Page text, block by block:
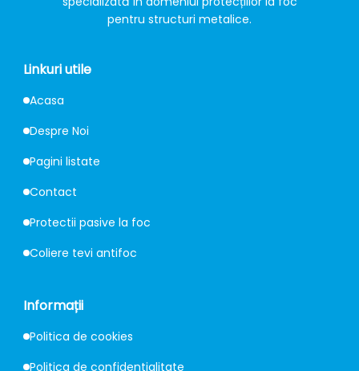
pentru structuri metalice.
Linkuri utile
Acasa
Despre Noi
Pagini listate
Contact
Protectii pasive la foc
Coliere tevi antifoc
Informații
Politica de cookies
Politica de confidentialitate